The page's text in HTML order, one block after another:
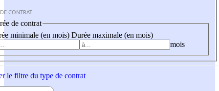
CONTRAT
de contrat
minimale (en mois) Durée maximale (en mois)
mois
le filtre du type de contrat